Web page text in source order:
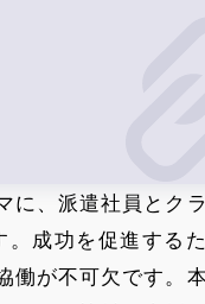
に、派遣社員とク
。成功を促進する
働が不可欠です。